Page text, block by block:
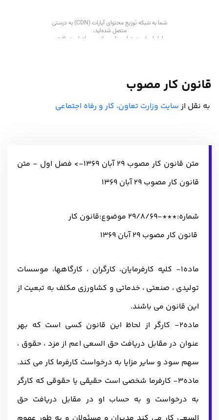
قانون کار مصوب
به نقل ازسایت وزارت تعاون، کار و رفاه اجتماعی
متن قانون‌ کار مصوب 29 آبان‌ 1369-> فصل اول - متن
قانون کار مصوب 29 آبان 1369
شماره:***-29/8/69 موضوع:قانون کار
قانون کار مصوب 29 آبان 1369
ماده1- کلیه کارفرمایان، کارگران ، کارگاهها، موسسات
تولیدی ، صنعتی ، خدماتی و کشاورزی مکلف به تبعیت از
این قانون می باشند.
ماده2- کارگر از لحاظ این قانون کسی است که بهر
عنوان در مقابل دریافت حق السعی اعم از مزد ، حقوق ،
سهم سود و سایر مزایا به درخواست کارفرما کار می کند.
ماده3- کارفرما شخصی است حقیقی یا حقوقی که کارگر
به درخواست و به حساب او در مقابل دریافت حق